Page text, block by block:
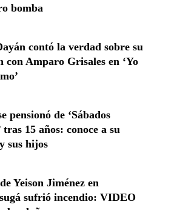
bomba
contó la verdad sobre su
con Amparo Grisales en ‘Yo
pensionó de ‘Sábados
tras 15 años: conoce a su
sus hijos
Yeison Jiménez en
sufrió incendio: VIDEO